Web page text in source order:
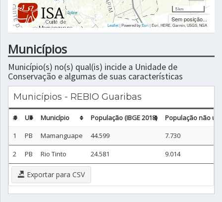
|Sobre
5 km
Sem posição...
Leaflet| Powered byEsri|Esri, HERE, Garmin, USGS, NGA
Municípios
Município(s) no(s) qual(is) incide a Unidade de
Conservação e algumas de suas características
Municípios - REBIO Guaribas
# UF Município População (IBGE 2018)
População não
1
PB Mamanguape 44.599 7.730
2 PB Rio Tinto 24.581 9.014
Exportar para CSV